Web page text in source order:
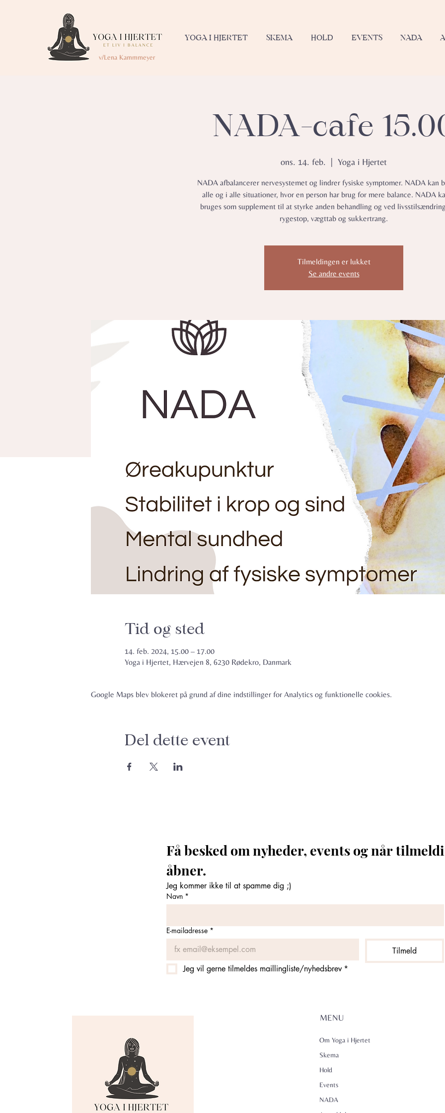
v/Lena Kammmeyer
YOGA I HJERTET SKEMA HOLD EVENTS NADA
NADA-cafe
ons. 14. feb. Yoga i Hjertet
NADA afbalancerer nervesystemet og lindrer fysiske symptomer.​ NADA kan
alle og i alle situationer, hvor en person har brug for mere balance. NADA
bruges som supplement til at styrke anden behandling og ved
rygestop, vægttab og sukkertrang.
Tilmeldingen er lukket
Se andre events
Tid og sted
14. feb. 2024, 15.00 – 17.00
Yoga i Hjertet, Hærvejen 8, 6230 Rødekro, Danmark
Google Maps blev blokeret på grund af dine indstillinger for Analytics og funktionelle cookies.
Del dette event
Få besked om nyheder, events og når
Jeg kommer ikke til at spamme dig ;)
Navn *
E-mailadresse *
Tilmeld
Jeg vil gerne tilmeldes maillingliste/nyhedsbrev *
MENU
Om Yoga i Hjertet
Skema
Hold
Events
NADA